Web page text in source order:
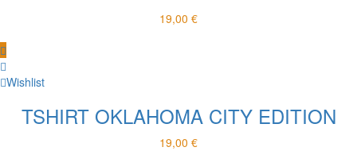
19,00 €
Wishlist
TSHIRT OKLAHOMA CITY EDITION
19,00 €